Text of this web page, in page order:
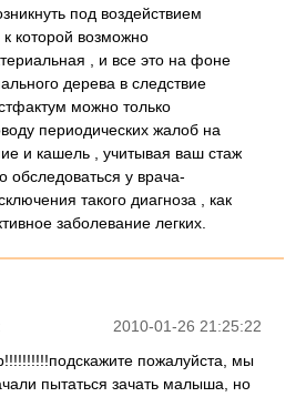
под воздействием
которой возможно
, и все это на фоне
дерева в следствие
можно только
периодических жалоб на
и кашель , учитывая ваш стаж
обследоваться у врача-
такого диагноза , как
заболевание легких.
2010-01-26 21:25:22
пожалуйста, мы
пытаться зачать малыша, но